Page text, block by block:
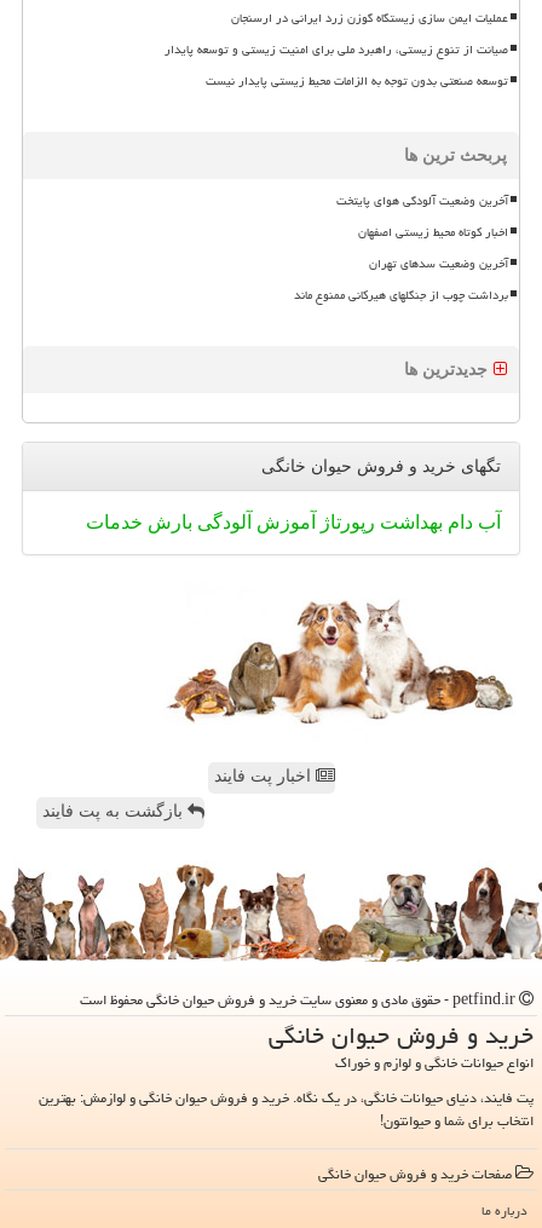
عملیات ایمن سازی زیستگاه گوزن زرد ایرانی در ارسنجان
صیانت از تنوع زیستی، راهبرد ملی برای امنیت زیستی و توسعه پایدار
توسعه صنعتی بدون توجه به الزامات محیط زیستی پایدار نیست
پربحث ترین ها
آخرین وضعیت آلودگی هوای پایتخت
اخبار کوتاه محیط زیستی اصفهان
آخرین وضعیت سدهای تهران
برداشت چوب از جنگلهای هیرکانی ممنوع ماند
جدیدترین ها
تگهای خرید و فروش حیوان خانگی
آب دام بهداشت رپورتاژ آموزش آلودگی بارش خدمات
اخبار پت فایند
بازگشت به پت فایند
خرید و فروش حیوان خانگی
انواع حیوانات خانگی و لوازم و خوراک
پت فایند، دنیای حیوانات خانگی، در یک نگاه. خرید و فروش حیوان خانگی و لوازمش: بهترین
انتخاب برای شما و حیوانتون!
صفحات خرید و فروش حیوان خانگی
درباره ما